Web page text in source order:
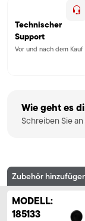
Technischer
Support
Vor und nach dem Kauf
Wie geht es
Schreiben Sie
Zubehör
MODELL:
185133